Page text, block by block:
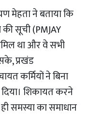
मेहता ने बताया कि
की सूची (PMJAY
था और वे सभी
प्रखंड
कर्मियों ने बिना
शिकायत करने
समस्या का समाधान